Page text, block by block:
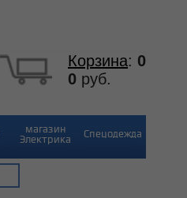
Корзина: 0
0 руб.
магазин
Электрика
Спецодежда